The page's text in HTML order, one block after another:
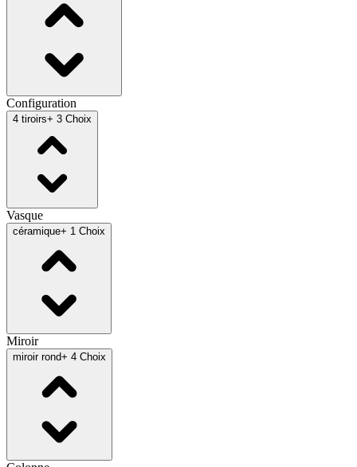
Configuration
4 tiroirs+ 3 Choix
Vasque
céramique+ 1 Choix
Miroir
miroir rond+ 4 Choix